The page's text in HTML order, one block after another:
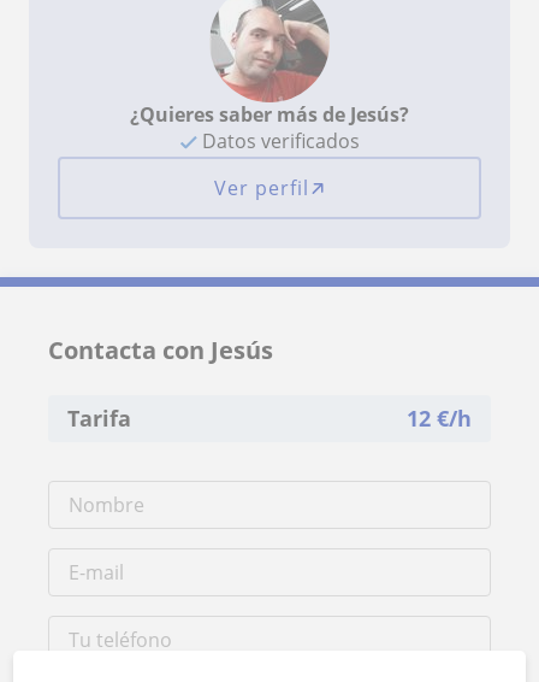
¿Quieres saber más de Jesús?
Datos verificados
Ver perfil
Contacta con Jesús
Tarifa 12 €/h